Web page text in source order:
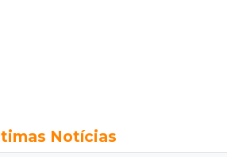
Notícias